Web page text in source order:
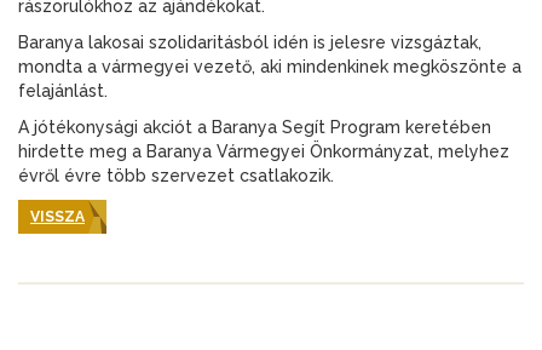
rászorulókhoz az ajándékokat.
Baranya lakosai szolidaritásból idén is jelesre vizsgáztak,
mondta a vármegyei vezető, aki mindenkinek megköszönte a
felajánlást.
A jótékonysági akciót a Baranya Segít Program keretében
hirdette meg a Baranya Vármegyei Önkormányzat, melyhez
évről évre több szervezet csatlakozik.
VISSZA